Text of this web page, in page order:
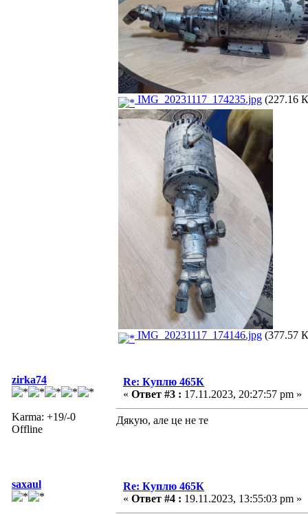
IMG_20231117_174235.jpg (227.16
IMG_20231117_174146.jpg (377.57
zirka74
Karma: +19/-0
Offline
Re: Куплю 465К
« Ответ #3 : 17.11.2023, 20:27:57 pm »
Дякую, але це не те
saxaul
Re: Куплю 465К
« Ответ #4 : 19.11.2023, 13:55:03 pm »